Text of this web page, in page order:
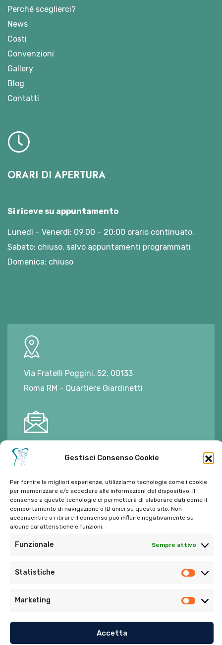
Gestisci Consenso Cookie
Per fornire le migliori esperienze, utilizziamo tecnologie come i cookie
per memorizzare e/o accedere alle informazioni del dispositivo. Il
consenso a queste tecnologie ci permetterà di elaborare dati come il
comportamento di navigazione o ID unici su questo sito. Non
acconsentire o ritirare il consenso può influire negativamente su
alcune caratteristiche e funzioni.
Funzionale Sempre attivo
Statistiche
Marketing
Accetta
Perché sceglierci?
News
Costi
Convenzioni
Gallery
Blog
Contatti
ORARI DI APERTURA
Si riceve su appuntamento
Lunedì – Venerdì: 09.00 – 20:00 orario continuato.
Sabato: chiuso, salvo appuntamenti programmati
Domenica: chiuso
Via Fratelli Poggini, 52, 00133
Roma RM - Quartiere Giardinetti
E-mail:
Tel:06 272342
Tel:393 9810086
© Copyright 2022. Tutti i diritti riservati di Ambulatorio
Dentistico Santaniello Alimonti